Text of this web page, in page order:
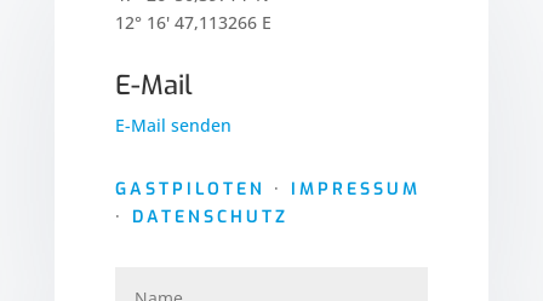
12° 16' 47,113266 E
E-Mail
E-Mail senden
GASTPILOTEN · IMPRESSUM
· DATENSCHUTZ